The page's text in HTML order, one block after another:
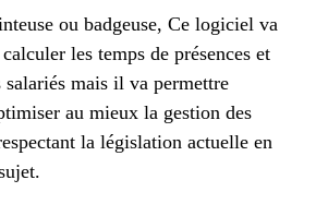
ou badgeuse, Ce logiciel va
les temps de présences et
salariés mais il va permettre
au mieux la gestion des
la législation actuelle en